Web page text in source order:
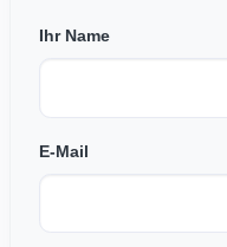
Ihr Name
E-Mail